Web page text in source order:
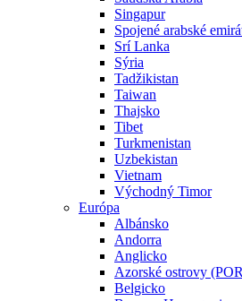
Singapur
Spojené arabské
Srí Lanka
Sýria
Tadžikistan
Taiwan
Thajsko
Tibet
Turkmenistan
Uzbekistan
Vietnam
Východný Timor
Európa
Albánsko
Andorra
Anglicko
Azorské ostrovy
Belgicko